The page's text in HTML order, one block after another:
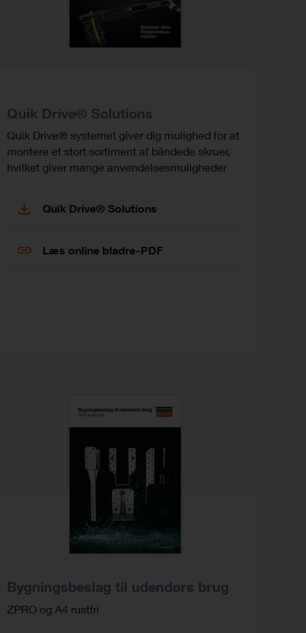
Quik Drive® Solutions
Quik Drive® systemet giver dig mulighed for at
montere et stort sortiment af båndede skruer,
hvilket giver mange anvendelsesmuligheder
Quik Drive® Solutions
Læs online bladre-PDF
Bygningsbeslag til udendørs brug
ZPRO og A4 rustfri